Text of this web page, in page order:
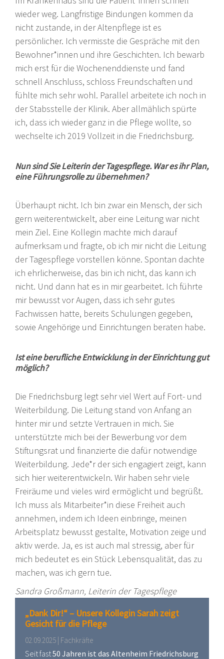
wieder weg. Langfristige Bindungen kommen da
nicht zustande, in der Altenpflege ist es
persönlicher. Ich vermisste die Gespräche mit den
Bewohner*innen und ihre Geschichten. Ich bewarb
mich erst für die Wochenenddienste und fand
schnell Anschluss, schloss Freundschaften und
fühlte mich sehr wohl. Parallel arbeitete ich noch in
der Stabsstelle der Klinik. Aber allmählich spürte
ich, dass ich wieder ganz in die Pflege wollte, so
wechselte ich 2019 Vollzeit in die Friedrichsburg.
Nun sind Sie Leiterin der Tagespflege. War es ihr Plan,
eine Führungsrolle zu übernehmen?
Überhaupt nicht. Ich bin zwar ein Mensch, der sich
gern weiterentwickelt, aber eine Leitung war nicht
mein Ziel. Eine Kollegin machte mich darauf
aufmerksam und fragte, ob ich mir nicht die Leitung
der Tagespflege vorstellen könne. Spontan dachte
ich ehrlicherweise, das bin ich nicht, das kann ich
nicht. Und dann hat es in mir gearbeitet. Ich führte
mir bewusst vor Augen, dass ich sehr gutes
Fachwissen hatte, bereits Schulungen gegeben,
sowie Angehörige und Einrichtungen beraten habe.
Ist eine berufliche Entwicklung in der Einrichtung gut
möglich?
Die Friedrichsburg legt sehr viel Wert auf Fort- und
Weiterbildung. Die Leitung stand von Anfang an
hinter mir und setzte Vertrauen in mich. Sie
unterstützte mich bei der Bewerbung vor dem
Stiftungsrat und finanzierte die dafür notwendige
Weiterbildung. Jede*r der sich engagiert zeigt, kann
sich hier weiterentwickeln. Wir haben sehr viele
Freiräume und vieles wird ermöglicht und begrüßt.
Ich muss als Mitarbeiter*in diese Freiheit auch
annehmen, indem ich Ideen einbringe, meinen
Arbeitsplatz bewusst gestalte, Motivation zeige und
aktiv werde. Ja, es ist auch mal stressig, aber für
mich bedeutet es ein Stück Lebensqualität, das zu
machen, was ich gern tue.
Sandra Großmann, Leiterin der Tagespflege
„Dank Dir!“ – Unsere Kollegin Sarah zeigt
Gesicht für die Pflege
02.09.2025 | Fachkräfte
Seit fast50 Jahren ist das Altenheim Friedrichsburg